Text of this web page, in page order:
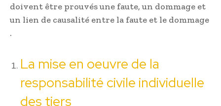
doivent être prouvés une faute, un dommage et
un lien de causalité entre la faute et le dommage
.
La mise en oeuvre de la
responsabilité civile individuelle
des tiers